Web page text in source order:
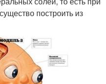
построить из